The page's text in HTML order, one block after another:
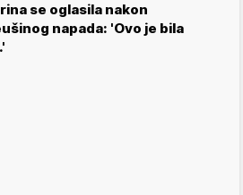
se oglasila nakon
napada: 'Ovo je bila